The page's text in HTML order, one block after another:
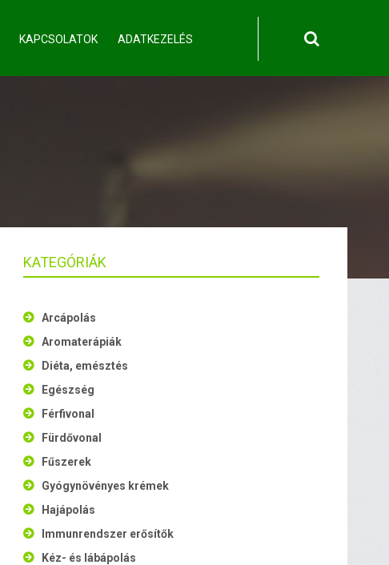
KAPCSOLATOK ADATKEZELÉS
KATEGÓRIÁK
Arcápolás
Aromaterápiák
Diéta, emésztés
Egészség
Férfivonal
Fürdővonal
Fűszerek
Gyógynövényes krémek
Hajápolás
Immunrendszer erősítők
Kéz- és lábápolás